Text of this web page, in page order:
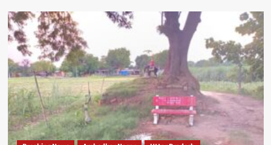
अम्बेडकर
नगर
न्यूज
:
राजकीय
बालिका
इंटर
कॉलेज,
तेंदुआईकलां
में
पुस्तक
मेला